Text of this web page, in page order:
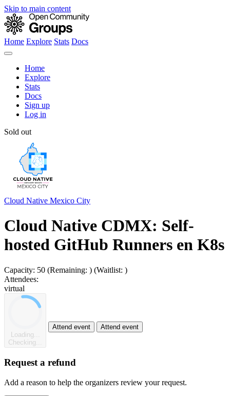
Skip to main content
Home Explore Stats Docs
Home
Explore
Stats
Docs
Sign up
Log in
Sold out
Cloud Native Mexico City
Cloud Native CDMX: Self-
hosted GitHub Runners en K8s
Capacity: 50 (Remaining: ) (Waitlist: )
Attendees:
virtual
Loading...
Checking...
Attend event Attend event
Request a refund
Add a reason to help the organizers review your request.